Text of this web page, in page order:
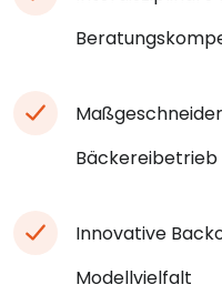
Bäckereibetrieb
Innovative
Modellvielfalt